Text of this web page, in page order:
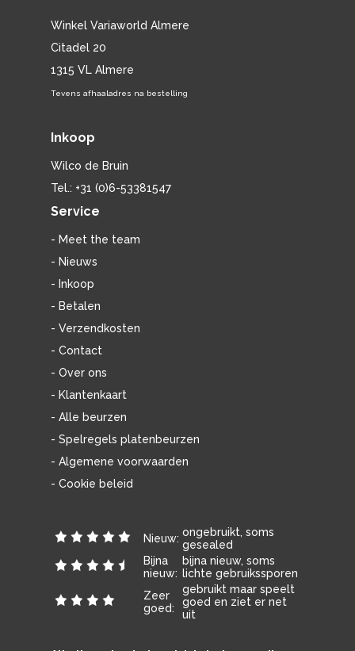
Winkel Variaworld Almere
Citadel 20
1315 VL Almere
Tevens afhaaladres na bestelling
Inkoop
Wilco de Bruin
Tel.: +31 (0)6-53381547
Service
- Meet the team
- Nieuws
- Inkoop
- Betalen
- Verzendkosten
- Contact
- Over ons
- Klantenkaart
- Alle beurzen
- Spelregels platenbeurzen
- Algemene voorwaarden
- Cookie beleid
Nieuw: ongebruikt, soms
gesealed
Bijna
nieuw:
bijna nieuw, soms
lichte gebruikssporen
Zeer
goed:
gebruikt maar speelt
goed en ziet er net
uit